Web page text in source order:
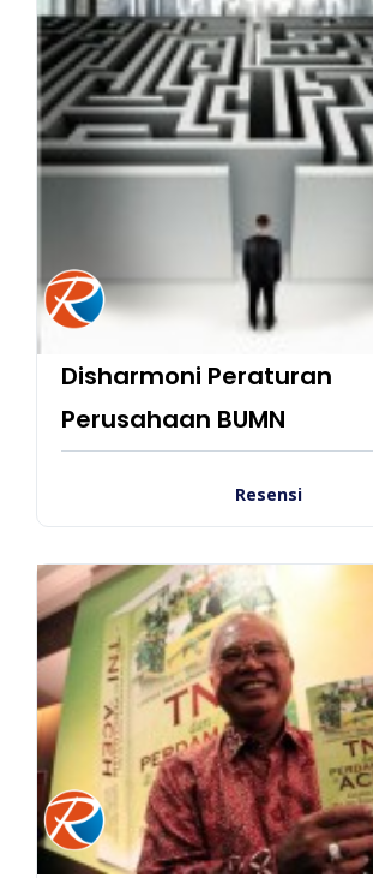
Disharmoni Peraturan
Perusahaan BUMN
Resensi